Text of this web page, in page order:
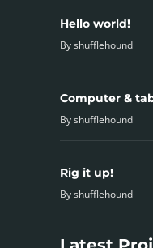
Hello world!
Byshufflehound
Computer &
Byshufflehound
Rig it up!
Byshufflehound